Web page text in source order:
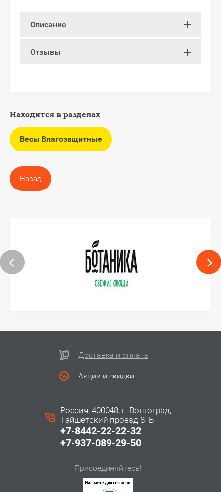
Описание
Отзывы
Находится в разделах
Весы Влагозащитные
Назад
Доставка и оплата
Акции и скидки
Россия, 400048, г. Волгоград,
Тайшетский проезд 8 "Б"
+7-8442-22-22-32
+7-937-089-29-50
Присоединяйтесь!